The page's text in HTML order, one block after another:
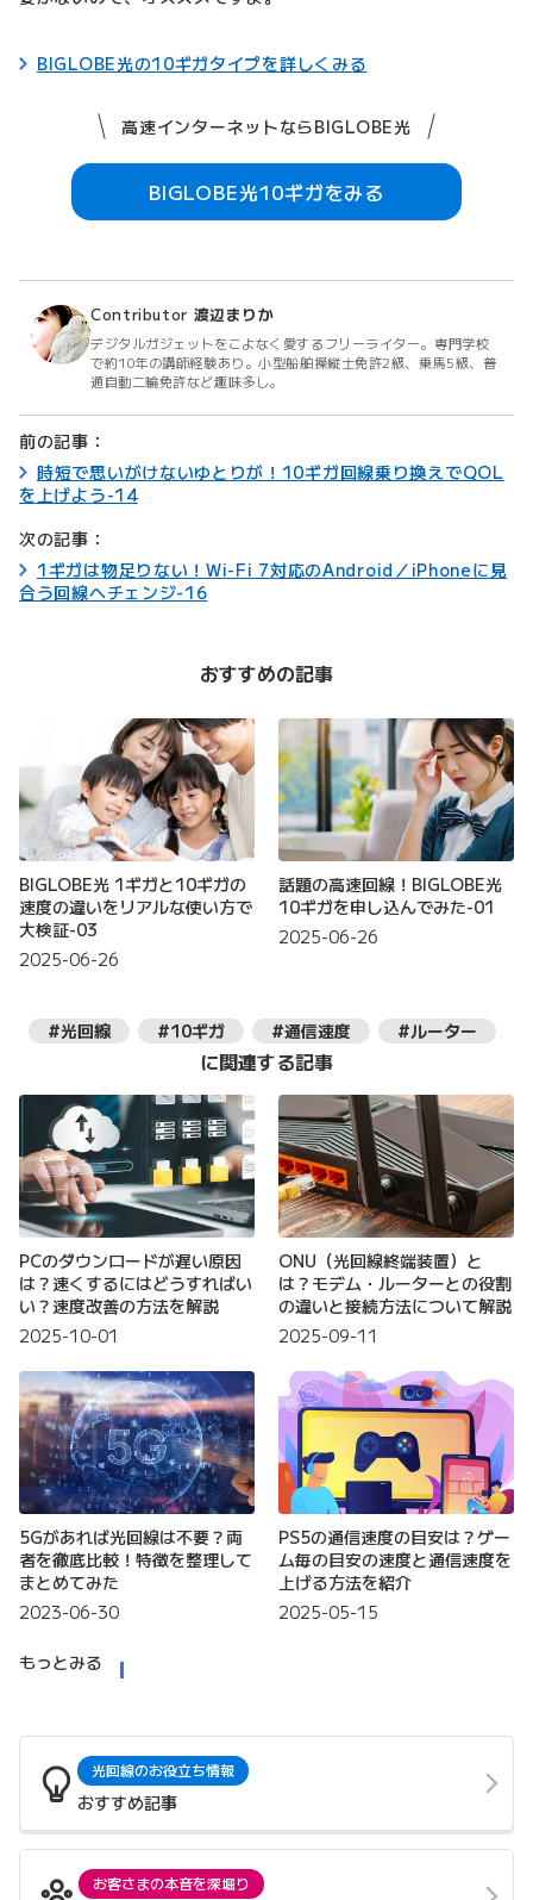
BIGLOBE光の10ギガタイプを詳しくみる
高速インターネットならBIGLOBE光
BIGLOBE光10ギガをみる
Contributor 渡辺まりか
デジタルガジェットをこよなく愛するフリーライター。専門学校
で約10年の講師経験あり。小型船舶操縦士免許2級、乗馬5級、普
通自動二輪免許など趣味多し。
前の記事：
時短で思いがけないゆとりが！10ギガ回線乗り換えでQOL
を上げよう-14
次の記事：
1ギガは物足りない！Wi-Fi 7対応のAndroid／iPhoneに見
合う回線へチェンジ-16
おすすめの記事
BIGLOBE光 1ギガと10ギガの
速度の違いをリアルな使い方で
大検証-03
2025-06-26
話題の高速回線！BIGLOBE光
10ギガを申し込んでみた-01
2025-06-26
#光回線 #10ギガ #通信速度 #ルーター
に関連する記事
PCのダウンロードが遅い原因
は？速くするにはどうすればい
い？速度改善の方法を解説
2025-10-01
ONU（光回線終端装置）と
は？モデム・ルーターとの役割
の違いと接続方法について解説
2025-09-11
5Gがあれば光回線は不要？両
者を徹底比較！特徴を整理して
まとめてみた
2023-06-30
PS5の通信速度の目安は？ゲー
ム毎の目安の速度と通信速度を
上げる方法を紹介
2025-05-15
もっとみる
光回線のお役立ち情報
おすすめ記事
お客さまの本音を深堀り